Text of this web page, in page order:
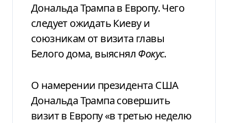
Дональда Трампа в Европу. Чего
следует ожидать Киеву и
союзникам от визита главы
Белого дома, выяснял Фокус.
О намерении президента США
Дональда Трампа совершить
визит в Европу «в третью неделю